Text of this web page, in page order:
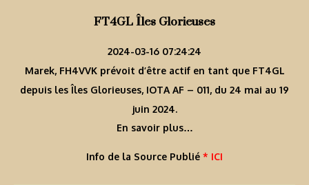
FT4GL Îles Glorieuses
2024-03-16 07:24:24
Marek, FH4VVK prévoit d’être actif en tant que FT4GL
depuis les Îles Glorieuses, IOTA AF – 011, du 24 mai au 19
juin 2024.
En savoir plus…
Info de la Source Publié * ICI